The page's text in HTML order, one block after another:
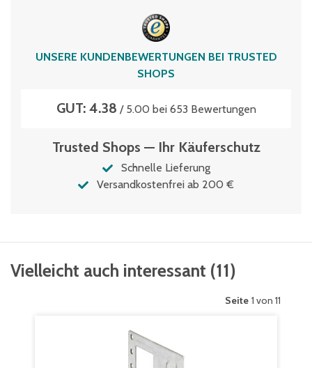
UNSERE KUNDENBEWERTUNGEN BEI TRUSTED
SHOPS
GUT: 4.38 / 5.00 bei 653 Bewertungen
Trusted Shops — Ihr Käuferschutz
Schnelle Lieferung
Versandkostenfrei ab 200 €
Vielleicht auch interessant (11)
Seite 1 von 11